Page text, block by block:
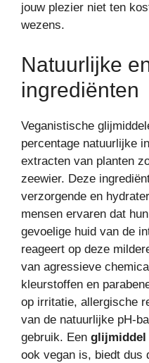
jouw plezier niet ten
wezens.
Natuurlijke
ingrediënten
Veganistische
percentage natuurlijke
extracten van planten
zeewier. Deze
verzorgende en
mensen ervaren dat
gevoelige huid van de
reageert op deze
van agressieve
kleurstoffen en
op irritatie, allergische
van de natuurlijke pH-
gebruik. Een glijmiddel
ook vegan is, biedt dus